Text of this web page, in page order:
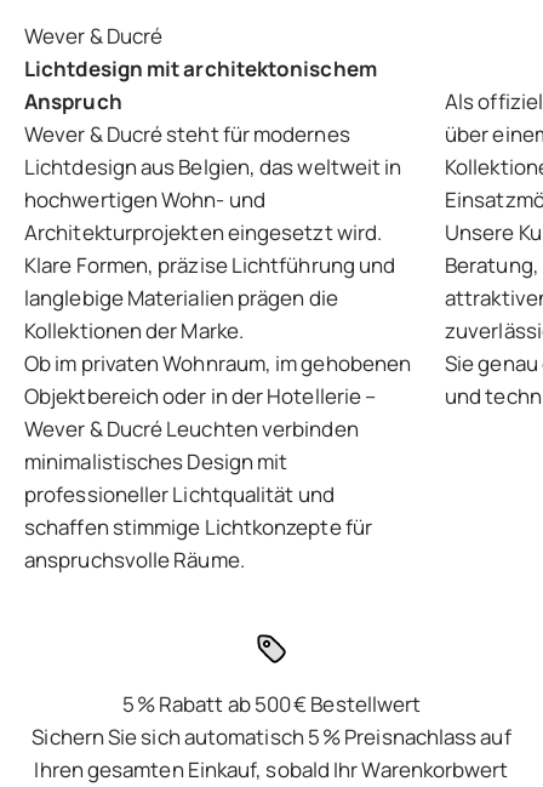
Lichtdesign mit architektonischem
Anspruch
Wever & Ducré steht für modernes
Lichtdesign aus Belgien, das weltweit in
hochwertigen Wohn- und
Architekturprojekten eingesetzt wird.
Klare Formen, präzise Lichtführung und
langlebige Materialien prägen die
Kollektionen der Marke.
Ob im privaten Wohnraum, im gehobenen
Objektbereich oder in der Hotellerie –
Wever & Ducré Leuchten verbinden
minimalistisches Design mit
professioneller Lichtqualität und
schaffen stimmige Lichtkonzepte für
anspruchsvolle Räume.
Als
über
Unsere
Sie
und
5 % Rabatt ab 500 € Bestellwert
Sichern Sie sich automatisch 5 % Preisnachlass auf
Ihren gesamten Einkauf, sobald Ihr Warenkorbwert